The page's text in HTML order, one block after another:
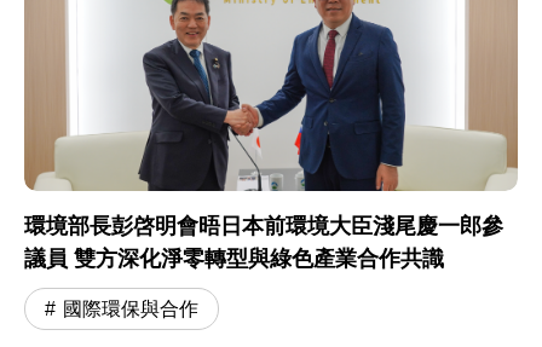
環境部長彭啓明會晤日本前環境大臣淺尾慶一郎參
議員 雙方深化淨零轉型與綠色產業合作共識
國際環保與合作